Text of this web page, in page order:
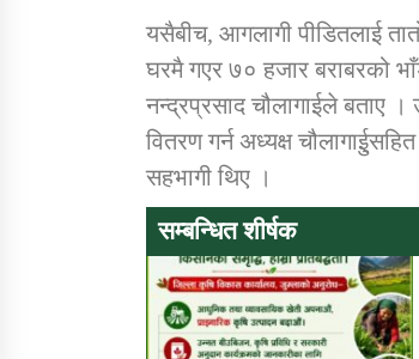
यसैबीच, आगलागी पीडितलाई
घरमै गएर ७० हजार बराबरको
नन्द्रप्रसाद चौलागाईले बताए
वितरण गर्न अध्यक्ष
सहभागी थिए ।
सम्बन्धित शीर्षक